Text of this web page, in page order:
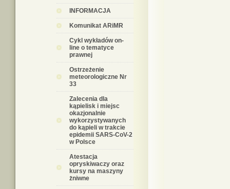
INFORMACJA
Komunikat ARiMR
Cykl wykładów on-
line o tematyce
prawnej
Ostrzeżenie
meteorologiczne Nr
33
Zalecenia dla
kąpielisk i miejsc
okazjonalnie
wykorzystywanych
do kąpieli w trakcie
epidemii SARS-CoV-2
w Polsce
Atestacja
opryskiwaczy oraz
kursy na maszyny
żniwne